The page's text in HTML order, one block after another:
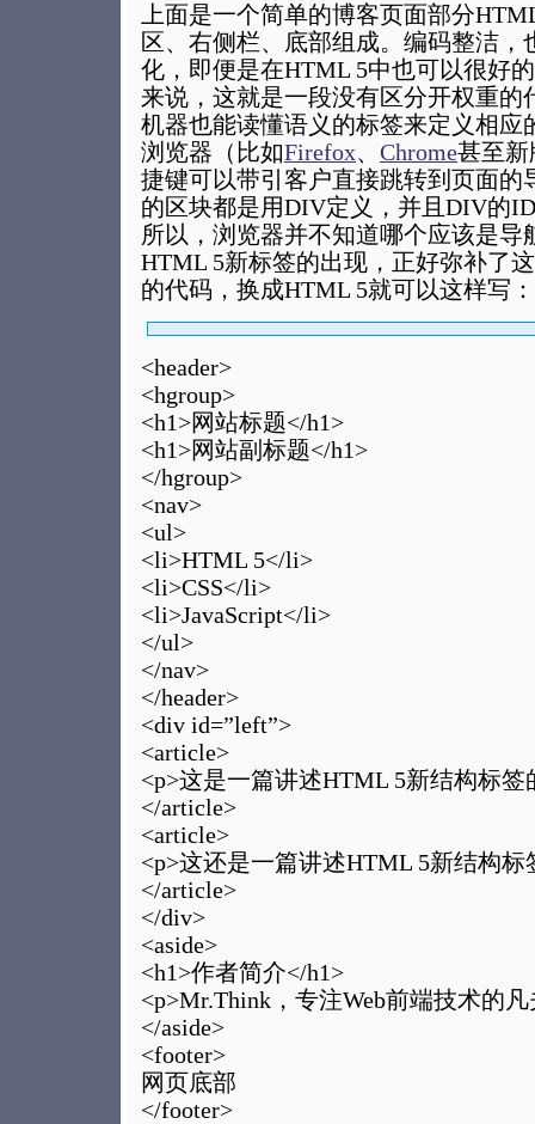
上面是一个简单的博客页面部分
区、右侧栏、底部组成。编码整洁
化，即便是在HTML 5中也可以很好
来说，这就是一段没有区分开权重的
机器也能读懂语义的标签来定义相应
浏览器（比如Firefox、 Chrome甚至新
捷键可以带引客户直接跳转到页面的
的区块都是用DIV定义，并且DIV的
所以，浏览器并不知道哪个应该是导
HTML 5新标签的出现，正好弥补了
的代码，换成HTML 5就可以这样写：
<header>
<hgroup>
<h1>网站标题</h1>
<h1>网站副标题</h1>
</hgroup>
<nav>
<ul>
<li>HTML 5</li>
<li>CSS</li>
<li>JavaScript</li>
</ul>
</nav>
</header>
<div id=”left”>
<article>
<p>这是一篇讲述HTML 5新结构标签
</article>
<article>
<p>这还是一篇讲述HTML 5新结构标
</article>
</div>
<aside>
<h1>作者简介</h1>
<p>Mr.Think，专注Web前端技术的
</aside>
<footer>
网页底部
</footer>